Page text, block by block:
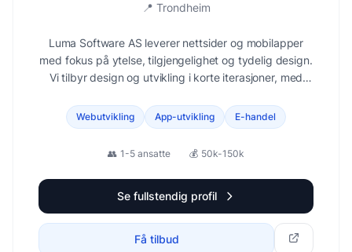
📍 Trondheim
Luma Software AS leverer nettsider og mobilapper
med fokus på ytelse, tilgjengelighet og tydelig design.
Vi tilbyr design og utvikling i korte iterasjoner, med
Webutvikling App-utvikling E-handel
👥 1-5 ansatte 💰 50k-150k
Se fullstendig profil
Få tilbud